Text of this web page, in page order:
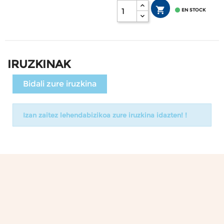
  EN STOCK
IRUZKINAK
Bidali zure iruzkina
Izan zaitez lehendabizikoa zure iruzkina idazten! !